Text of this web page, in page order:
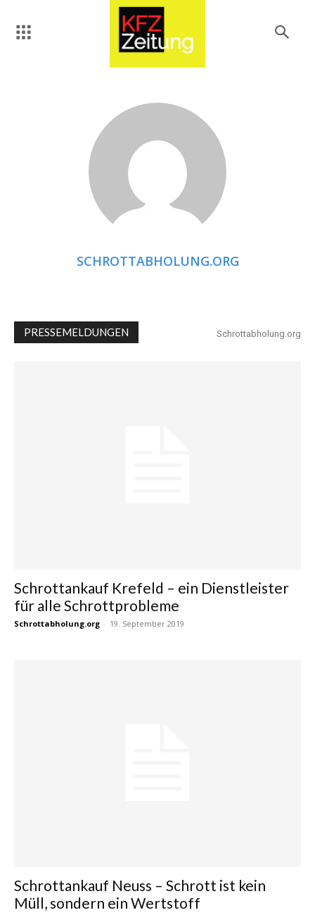
SCHROTTABHOLUNG.ORG
PRESSEMELDUNGEN Schrottabholung.org
Schrottankauf Krefeld – ein Dienstleister
für alle Schrottprobleme
Schrottabholung.org - 19. September 2019
Schrottankauf Neuss – Schrott ist kein
Müll, sondern ein Wertstoff